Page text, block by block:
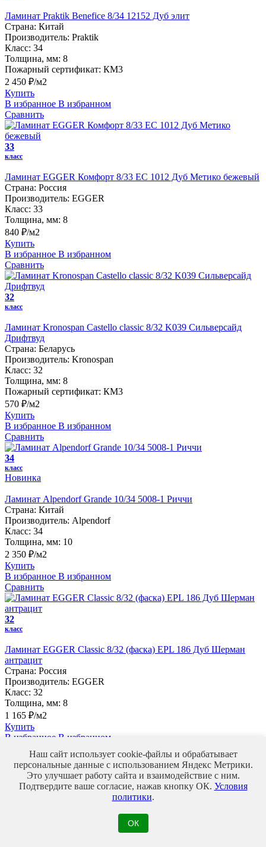
Ламинат Praktik Benefice 8/34 12152 Дуб элит
Страна: Китай
Производитель: Praktik
Класс: 34
Толщина, мм: 8
Пожарный сертификат: КМ3
2 450 ₽/м2
Купить
В избранное В избранном
Сравнить
33
класс
Ламинат EGGER Комфорт 8/33 EC 1012 Дуб Метико бежевый
Страна: Россия
Производитель: EGGER
Класс: 33
Толщина, мм: 8
840 ₽/м2
Купить
В избранное В избранном
Сравнить
32
класс
Ламинат Kronospan Castello classic 8/32 K039 Сильверсайд
Дрифтвуд
Страна: Беларусь
Производитель: Kronospan
Класс: 32
Толщина, мм: 8
Пожарный сертификат: КМ3
570 ₽/м2
Купить
В избранное В избранном
Сравнить
34
класс
Новинка
Ламинат Alpendorf Grande 10/34 5008-1 Риччи
Страна: Китай
Производитель: Alpendorf
Класс: 34
Толщина, мм: 10
2 350 ₽/м2
Купить
В избранное В избранном
Сравнить
32
класс
Ламинат EGGER Classic 8/32 (фаска) EPL 186 Дуб Шерман
антрацит
Страна: Россия
Производитель: EGGER
Класс: 32
Толщина, мм: 8
1 165 ₽/м2
Купить
В избранное В избранном
класс
Наш сайт использует cookie-файлы и обрабатывает
персональные данные с использованием Яндекс Метрики.
Это улучшает работу сайта и взаимодействие с ним.
Подтвердите ваше согласие, нажав кнопку ОК. Условия
политики.
ОК